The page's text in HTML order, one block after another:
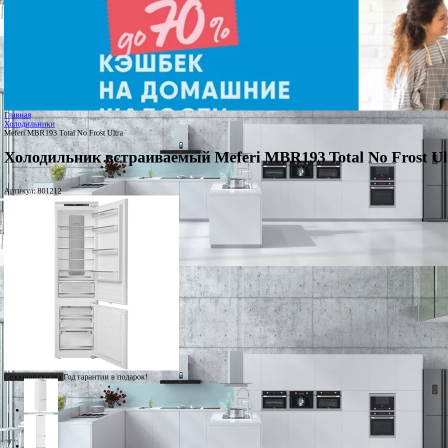
Главная
Холодильники
Meferi MBR193 Total No Frost Ultra
Холодильник встраиваемый Meferi MBR193 Total No Frost
Артикул: 801212
Сезонная скидка Год гарантии в подарок!